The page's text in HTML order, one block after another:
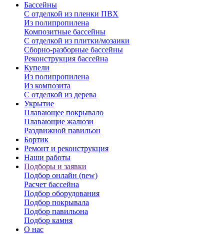
Бассейны
С отделкой из пленки ПВХ
Из полипропилена
Композитные бассейны
С отделкой из плитки/мозаики
Сборно-разборные бассейны
Реконструкция бассейна
Купели
Из полипропилена
Из композита
С отделкой из дерева
Укрытие
Плавающее покрывало
Плавающие жалюзи
Раздвижной павильон
Бортик
Ремонт и реконструкция
Наши работы
Подборы и заявки
Подбор онлайн (new)
Расчет бассейна
Подбор оборудования
Подбор покрывала
Подбор павильона
Подбор камня
О нас